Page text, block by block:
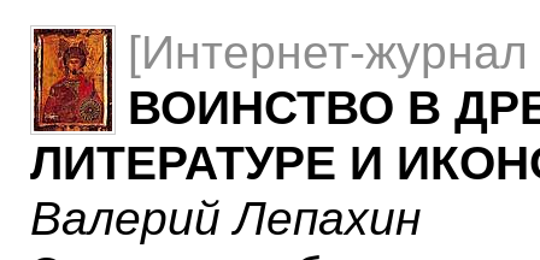
[Интернет-журнал
ВОИНСТВО В
ЛИТЕРАТУРЕ И
Валерий Лепахин